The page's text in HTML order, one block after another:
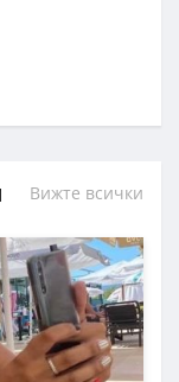
Вижте всички